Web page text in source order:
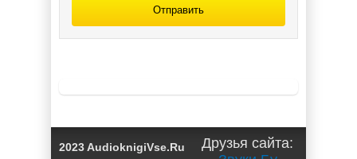
(7)
Отправить
2023 AudioknigiVse.Ru
Друзья сайта: